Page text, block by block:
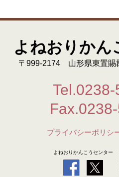
よねおりかん
〒999-2174 山形県東置賜
プライバシーポリシ
よねおりかんこうセンター